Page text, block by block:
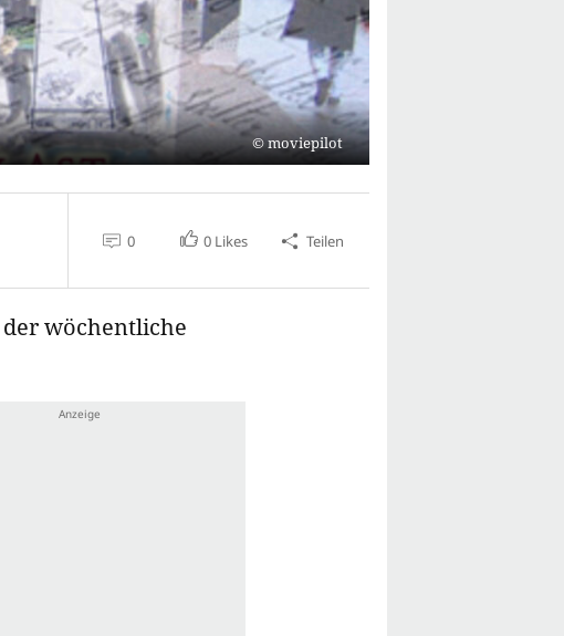
moviepilot
0 0 Likes Teilen
wöchentliche